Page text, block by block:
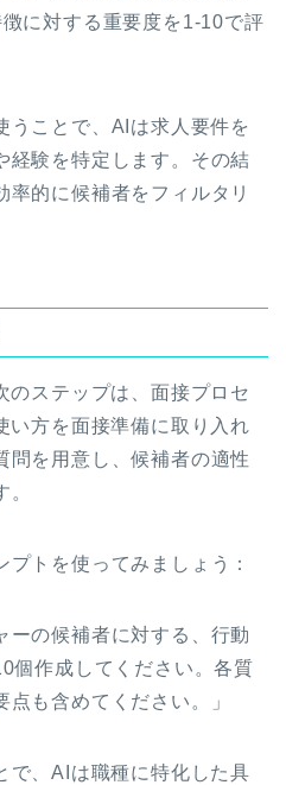
に対する重要度を1-10で評
うことで、AIは求人要件を
経験を特定します。その結
的に候補者をフィルタリ
のステップは、面接プロセ
い方を面接準備に取り入れ
問を用意し、候補者の適性
トを使ってみましょう：
ーの候補者に対する、行動
個作成してください。各質
も含めてください。」
で、AIは職種に特化した具